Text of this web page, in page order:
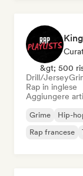
&gt; 500
Drill/Jersey
Rap in inglese
Aggiungere
Grime Hip-
Rap francese